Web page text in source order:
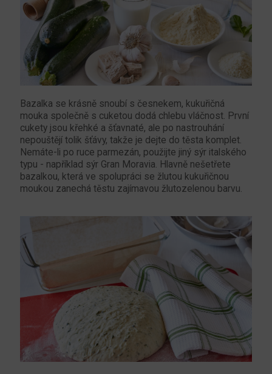
Bazalka se krásně snoubí s česnekem, kukuřičná
mouka společně s cuketou dodá chlebu vláčnost. První
cukety jsou křehké a šťavnaté, ale po nastrouhání
nepouštějí tolik šťávy, takže je dejte do těsta komplet.
Nemáte-li po ruce parmezán, použijte jiný sýr italského
typu - například sýr Gran Moravia. Hlavně nešetřete
bazalkou, která ve spolupráci se žlutou kukuřičnou
moukou zanechá těstu zajímavou žlutozelenou barvu.